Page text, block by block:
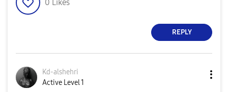
0 Likes
REPLY
Kd-alshehri
Active Level 1